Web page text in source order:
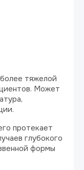
тяжелой
Может
протекает
глубокого
формы